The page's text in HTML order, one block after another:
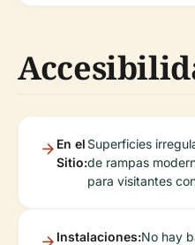
En el
Sitio:
Superficies
de rampas
para visitantes
Instalaciones:No hay